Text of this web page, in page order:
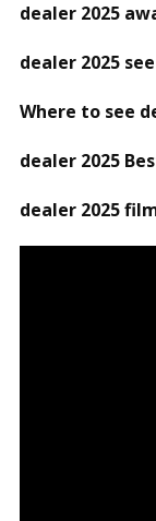
dealer 2025
dealer 2025
Where to see
dealer 2025
dealer 2025